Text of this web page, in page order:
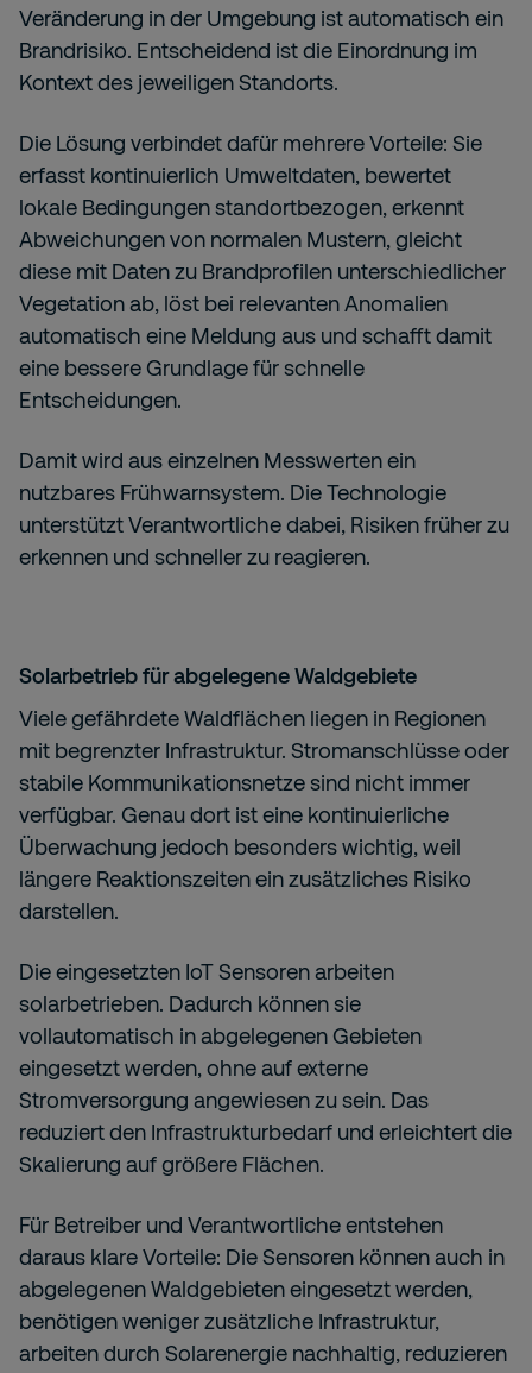
Veränderung in der Umgebung ist automatisch ein
Brandrisiko. Entscheidend ist die Einordnung im
Kontext des jeweiligen Standorts.
Die Lösung verbindet dafür mehrere Vorteile: Sie
erfasst kontinuierlich Umweltdaten, bewertet
lokale Bedingungen standortbezogen, erkennt
Abweichungen von normalen Mustern, gleicht
diese mit Daten zu Brandprofilen unterschiedlicher
Vegetation ab, löst bei relevanten Anomalien
automatisch eine Meldung aus und schafft damit
eine bessere Grundlage für schnelle
Entscheidungen.
Damit wird aus einzelnen Messwerten ein
nutzbares Frühwarnsystem. Die Technologie
unterstützt Verantwortliche dabei, Risiken früher zu
erkennen und schneller zu reagieren.
Solarbetrieb für abgelegene Waldgebiete
Viele gefährdete Waldflächen liegen in Regionen
mit begrenzter Infrastruktur. Stromanschlüsse oder
stabile Kommunikationsnetze sind nicht immer
verfügbar. Genau dort ist eine kontinuierliche
Überwachung jedoch besonders wichtig, weil
längere Reaktionszeiten ein zusätzliches Risiko
darstellen.
Die eingesetzten IoT Sensoren arbeiten
solarbetrieben. Dadurch können sie
vollautomatisch in abgelegenen Gebieten
eingesetzt werden, ohne auf externe
Stromversorgung angewiesen zu sein. Das
reduziert den Infrastrukturbedarf und erleichtert die
Skalierung auf größere Flächen.
Für Betreiber und Verantwortliche entstehen
daraus klare Vorteile: Die Sensoren können auch in
abgelegenen Waldgebieten eingesetzt werden,
benötigen weniger zusätzliche Infrastruktur,
arbeiten durch Solarenergie nachhaltig, reduzieren